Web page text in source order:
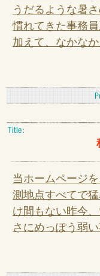
うだるような暑
慣れてきた事務
加えて、なかな
当ホームページ
測地点すべてで
け間もない昨今
さにめっぽう弱